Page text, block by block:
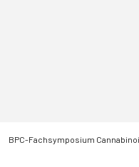
BPC-Fachsymposium